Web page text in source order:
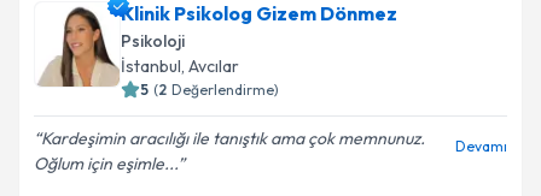
Klinik Psikolog Gizem Dönmez
Psikoloji
İstanbul, Avcılar
5 (2 Değerlendirme)
Kardeşimin aracılığı ile tanıştık ama çok memnunuz.
Oğlum için eşimle...
Devamı